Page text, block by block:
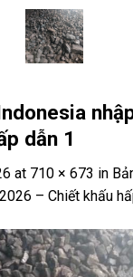
dẫn 1
at 710 × 673 in
– Chiết khấu